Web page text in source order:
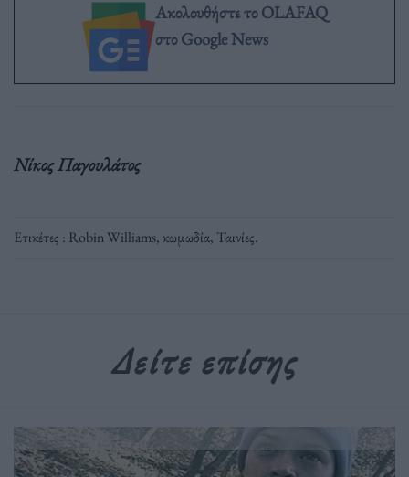
Ακολουθήστε το OLAFAQ
στο Google News
Νίκος Παγουλάτος
Ετικέτες : Robin Williams,κωμωδία, Ταινίες.
Δείτε επίσης